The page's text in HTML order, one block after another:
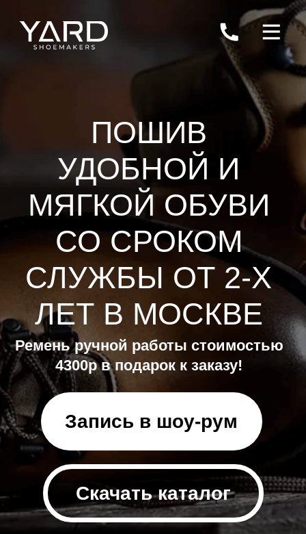
Ремень ручной работы стоимостью
УДОБНОЙ И
МЯГКОЙ ОБУВИ
СО СРОКОМ
СЛУЖБЫ ОТ 2-Х
ЛЕТ В МОСКВЕ
Запись в шоу-рум
Скачать каталог
КАТАЛОГ
Дерби Оксфорды